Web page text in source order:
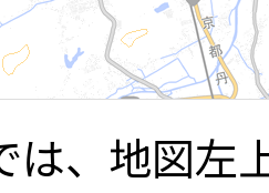
は、地図左